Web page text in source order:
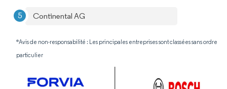
Continental AG
*Avis de non-responsabilité : Les principales entreprises sont classées sans ordre
particulier